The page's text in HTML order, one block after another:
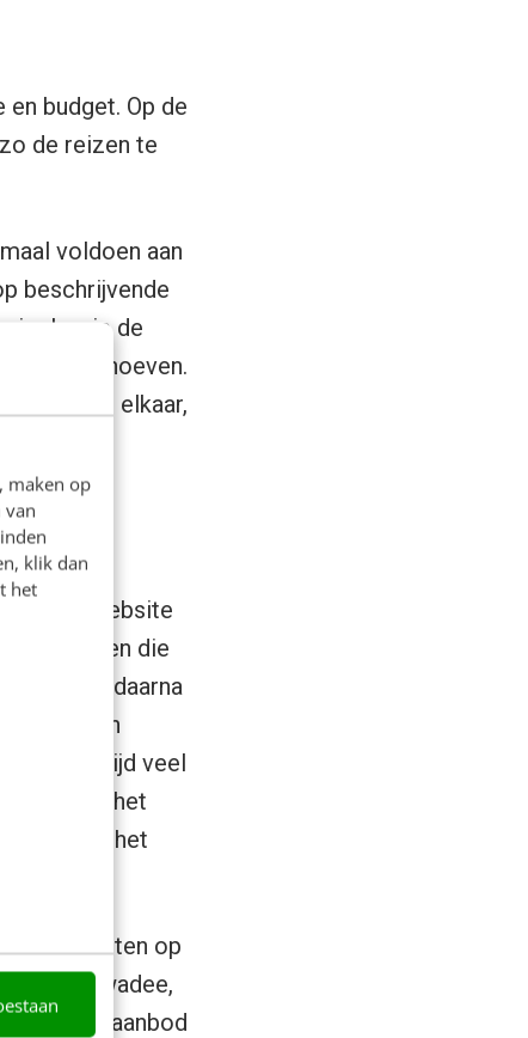
maken op
van
klik dan
het
budget. Op de
de reizen te
voldoen aan
beschrijvende
kan je de
slag te hoeven.
naast elkaar,
Een website
mensen die
en daarna
is er altijd veel
boven het
en het
aangesloten op
SNP, Sawadee,
Het aanbod